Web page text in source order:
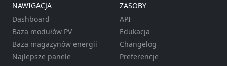
NAWIGACJA
Dashboard
Baza modułów PV
Baza magazynów energii
Najlepsze panele
ZASOBY
API
Edukacja
Changelog
Preferencje